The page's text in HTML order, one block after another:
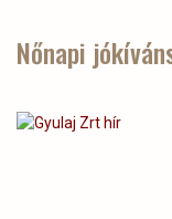
ügy)
Nőnapi